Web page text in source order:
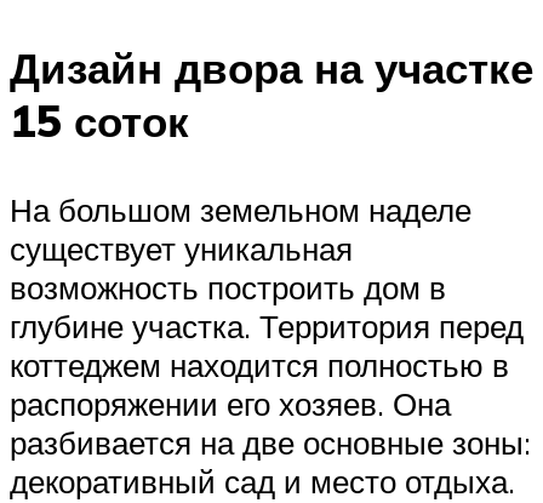
Дизайн двора на участке
15 соток
На большом земельном наделе
существует уникальная
возможность построить дом в
глубине участка. Территория перед
коттеджем находится полностью в
распоряжении его хозяев. Она
разбивается на две основные зоны:
декоративный сад и место отдыха.